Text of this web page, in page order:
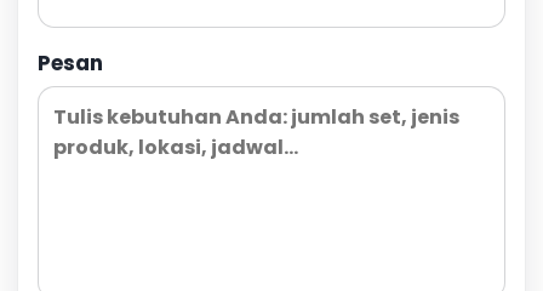
Pesan